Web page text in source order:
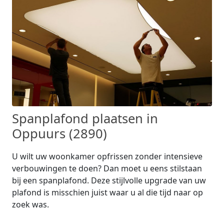
Spanplafond plaatsen in
Oppuurs (2890)
U wilt uw woonkamer opfrissen zonder intensieve
verbouwingen te doen? Dan moet u eens stilstaan
bij een spanplafond. Deze stijlvolle upgrade van uw
plafond is misschien juist waar u al die tijd naar op
zoek was.